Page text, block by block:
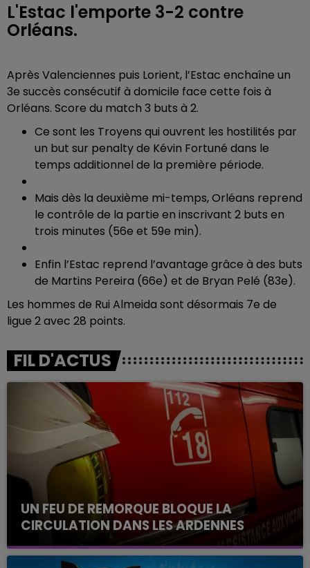
L'Estac l'emporte 3-2 contre
Orléans.
Après Valenciennes puis Lorient, l’Estac enchaîne un
3e succès consécutif à domicile face cette fois à
Orléans. Score du match 3 buts à 2.
Ce sont les Troyens qui ouvrent les hostilités par
un but sur penalty de Kévin Fortuné dans le
temps additionnel de la première période.
Mais dès la deuxième mi-temps, Orléans reprend
le contrôle de la partie en inscrivant 2 buts en
trois minutes (56e et 59e min).
Enfin l’Estac reprend l’avantage grâce à des buts
de Martins Pereira (66e) et de Bryan Pelé (83e).
Les hommes de Rui Almeida sont désormais 7e de
ligue 2 avec 28 points.
FIL D'ACTUS
UN FEU DE REMORQUE BLOQUE LA
CIRCULATION DANS LES ARDENNES
Un feu de remorque s'est déclaré ce mercredi en
fin de matinée sur l'A34.